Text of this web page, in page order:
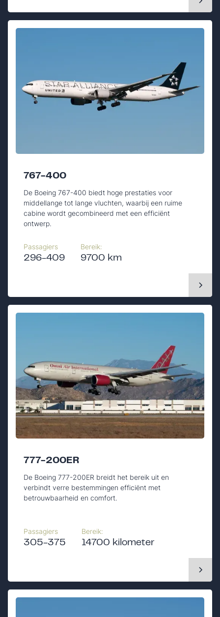
767-400
De Boeing 767-400 biedt hoge prestaties voor
middellange tot lange vluchten, waarbij een ruime
cabine wordt gecombineerd met een efficiënt
ontwerp.
Passagiers
296-409
Bereik:
9700 km
777-200ER
De Boeing 777-200ER breidt het bereik uit en
verbindt verre bestemmingen efficiënt met
betrouwbaarheid en comfort.
Passagiers
305-375
Bereik:
14700 kilometer